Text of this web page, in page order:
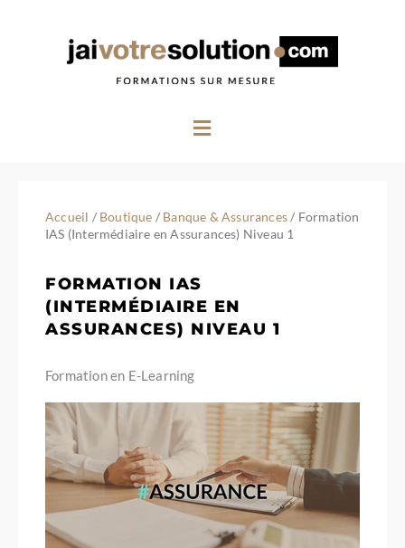
Menu
Accueil / Boutique / Banque & Assurances/ Formation
IAS (Intermédiaire en Assurances) Niveau 1
FORMATION IAS
(INTERMÉDIAIRE EN
ASSURANCES) NIVEAU 1
Formation en E-Learning